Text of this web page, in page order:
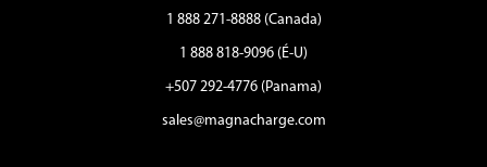
1 888 271-8888 (Canada)
1 888 818-9096 (É-U)
+507 292-4776 (Panama)
sales@magnacharge.com